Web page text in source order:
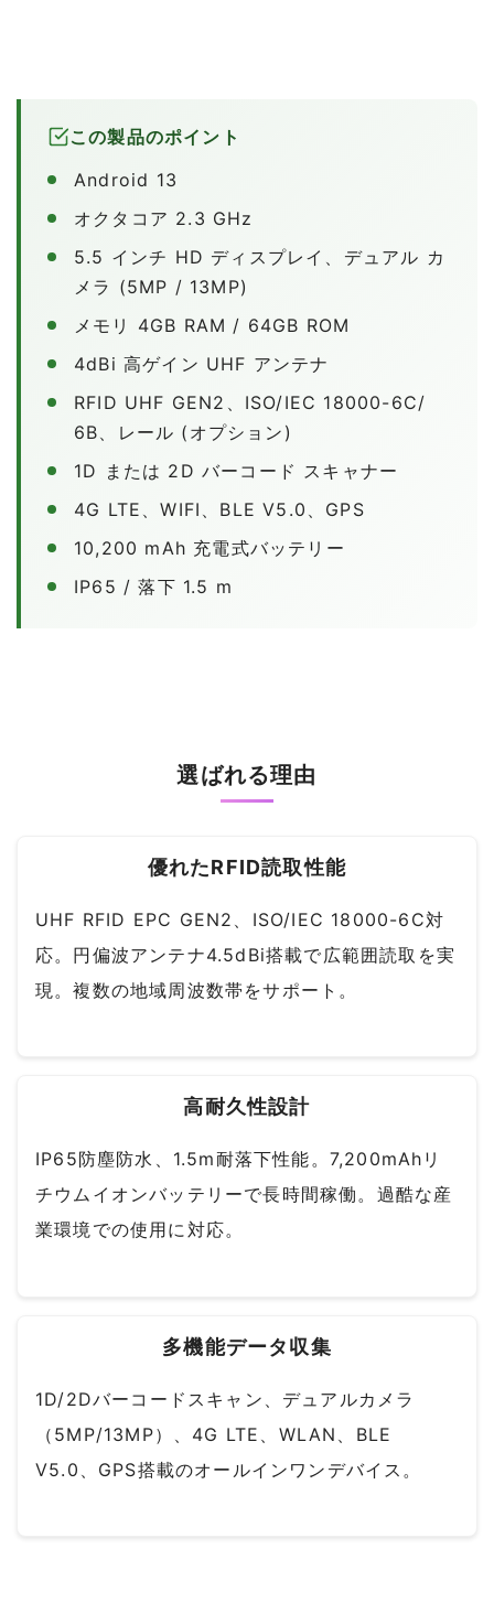
この製品のポイント
Android 13
オクタコア 2.3 GHz
5.5 インチ HD ディスプレイ、デュアル カ
メラ (5MP / 13MP)
メモリ 4GB RAM / 64GB ROM
4dBi 高ゲイン UHF アンテナ
RFID UHF GEN2、ISO/IEC 18000-6C/
6B、レール (オプション)
1D または 2D バーコード スキャナー
4G LTE、WIFI、BLE V5.0、GPS
10,200 mAh 充電式バッテリー
IP65 / 落下 1.5 m
選ばれる理由
優れたRFID読取性能
UHF RFID EPC GEN2、ISO/IEC 18000-6C対
応。円偏波アンテナ4.5dBi搭載で広範囲読取を実
現。複数の地域周波数帯をサポート。
高耐久性設計
IP65防塵防水、1.5m耐落下性能。7,200mAhリ
チウムイオンバッテリーで長時間稼働。過酷な産
業環境での使用に対応。
多機能データ収集
1D/2Dバーコードスキャン、デュアルカメラ
（5MP/13MP）、4G LTE、WLAN、BLE
V5.0、GPS搭載のオールインワンデバイス。